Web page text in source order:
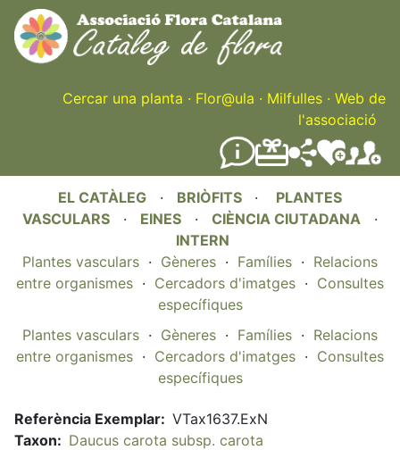
Skip
to
main
content
Cercar una planta · Flor@ula · Milfulles · Web de
l'associació
EL CATÀLEG · BRIÒFITS · PLANTES
VASCULARS · EINES · CIÈNCIA CIUTADANA ·
INTERN
Plantes vasculars · Gèneres · Famílies · Relacions
entre organismes · Cercadors d'imatges · Consultes
específiques
Plantes vasculars · Gèneres · Famílies · Relacions
entre organismes · Cercadors d'imatges · Consultes
específiques
Referència Exemplar
VTax1637.ExN
Taxon
Daucus carota subsp. carota